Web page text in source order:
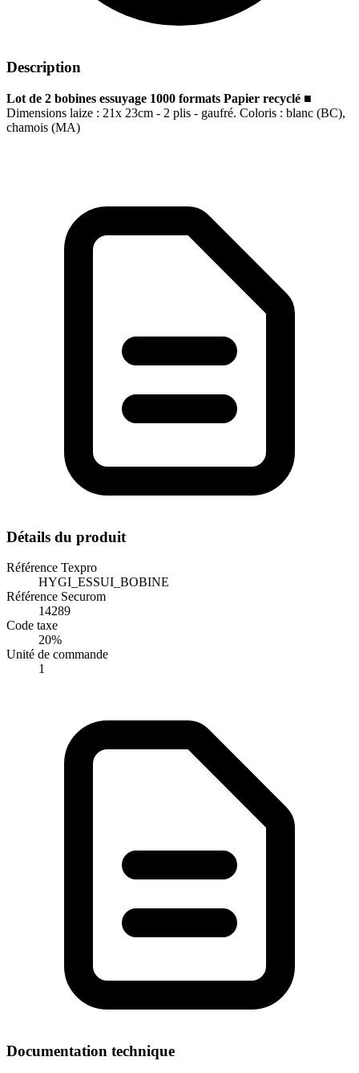
Description
Lot de 2 bobines essuyage 1000 formats Papier recyclé ■
Dimensions laize : 21x 23cm - 2 plis - gaufré. Coloris : blanc (BC),
chamois (MA)
Détails du produit
Référence Texpro
HYGI_ESSUI_BOBINE
Référence Securom
14289
Code taxe
20%
Unité de commande
1
Documentation technique